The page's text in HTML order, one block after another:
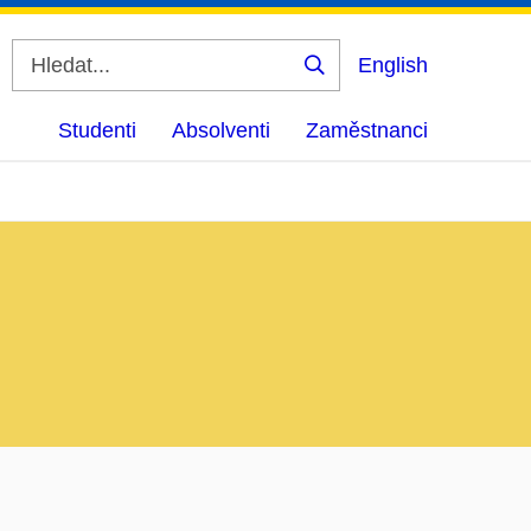
Vyhledat
English
Studenti Absolventi Zaměstnanci